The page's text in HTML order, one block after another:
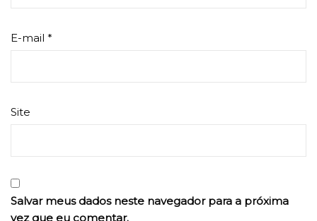
E-mail *
Site
Salvar meus dados neste navegador para a próxima
vez que eu comentar.